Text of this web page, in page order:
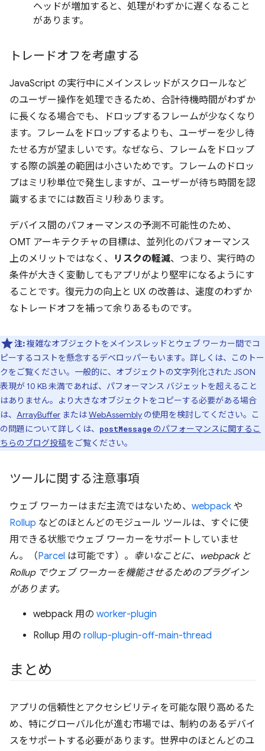
ヘッドが増加すると、処理がわずかに遅くなること
があります。
トレードオフを考慮する
JavaScript の実行中にメインスレッドがスクロールなど
のユーザー操作を処理できるため、合計待機時間がわずか
に長くなる場合でも、ドロップするフレームが少なくなり
ます。フレームをドロップするよりも、ユーザーを少し待
たせる方が望ましいです。なぜなら、フレームをドロップ
する際の誤差の範囲は小さいためです。フレームのドロッ
プはミリ秒単位で発生しますが、ユーザーが待ち時間を認
識するまでには数百ミリ秒あります。
デバイス間のパフォーマンスの予測不可能性のため、
OMT アーキテクチャの目標は、並列化のパフォーマンス
上のメリットではなく、
リスクの軽減、つまり、実行時の
条件が大きく変動してもアプリがより堅牢になるようにす
ることです。復元力の向上と UX の改善は、速度のわずか
なトレードオフを補って余りあるものです。
注:複雑なオブジェクトをメインスレッドとウェブ ワーカー間でコ
ピーするコストを懸念するデベロッパーもいます。詳しくは、このトー
クをご覧ください。一般的に、オブジェクトの文字列化された JSON
表現が 10 KB 未満であれば、パフォーマンス バジェットを超えること
はありません。より大きなオブジェクトをコピーする必要がある場合
は、 ArrayBuffer またはWebAssembly の使用を検討してください。こ
の問題について詳しくは、
postMessage のパフォーマンスに関するこ
ちらのブログ投稿をご覧ください。
ツールに関する注意事項
ウェブ ワーカーはまだ主流ではないため、 webpack や
Rollup などのほとんどのモジュール ツールは、すぐに使
用できる状態でウェブ ワーカーをサポートしていませ
ん。（Parcel は可能です）。 幸いなことに、webpack と
Rollup でウェブ ワーカーを機能させるためのプラグイン
があります。
webpack 用の worker-plugin
Rollup 用の rollup-plugin-off-main-thread
まとめ
アプリの信頼性とアクセシビリティを可能な限り高めるた
め、特にグローバル化が進む市場では、制約のあるデバイ
スをサポートする必要があります。世界中のほとんどのユ